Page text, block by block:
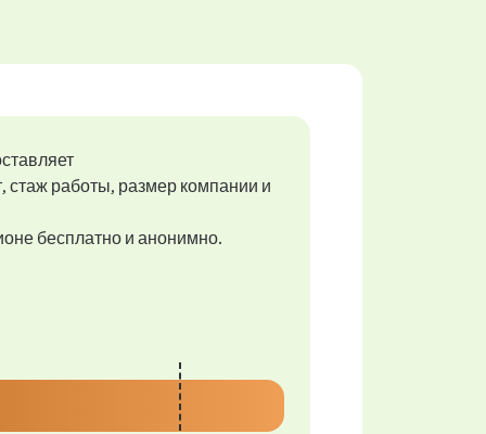
стаж работы, размер компании и
бесплатно и анонимно.